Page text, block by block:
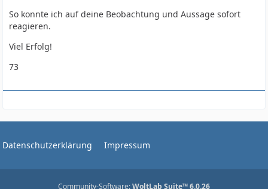
So konnte ich auf deine Beobachtung und Aussage sofort
reagieren.
Viel Erfolg!
73
Datenschutzerklärung Impressum
Community-Software:WoltLab Suite™ 6.0.26